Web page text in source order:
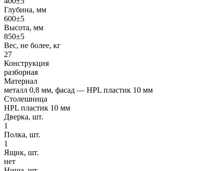
Глубина, мм
600±5
Высота, мм
850±5
Вес, не более, кг
27
Конструкция
разборная
Материал
металл 0,8 мм, фасад — HPL пластик 10 мм
Столешница
HPL пластик 10 мм
Дверка, шт.
1
Полка, шт.
1
Ящик, шт.
нет